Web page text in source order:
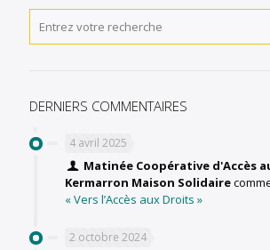
DERNIERS COMMENTAIRES
4 avril 2025
Matinée Coopérative d'Accès
Kermarron Maison Solidaire
« Vers l’Accès aux Droits »
2 octobre 2024